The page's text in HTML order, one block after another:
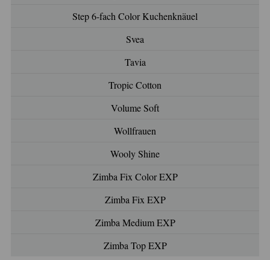
Step 6-fach Color Kuchenknäuel
Svea
Tavia
Tropic Cotton
Volume Soft
Wollfrauen
Wooly Shine
Zimba Fix Color EXP
Zimba Fix EXP
Zimba Medium EXP
Zimba Top EXP